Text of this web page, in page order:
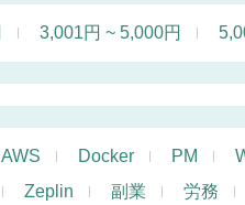
3,001円 ~ 5,000円
AWS Docker PM
Zeplin 副業 労務